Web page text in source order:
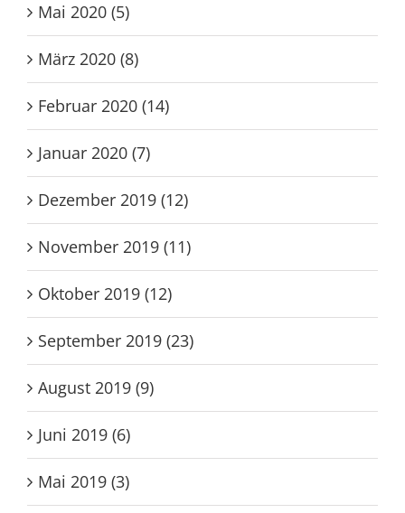
Mai 2020 (5)
März 2020 (8)
Februar 2020 (14)
Januar 2020 (7)
Dezember 2019 (12)
November 2019 (11)
Oktober 2019 (12)
September 2019 (23)
August 2019 (9)
Juni 2019 (6)
Mai 2019 (3)